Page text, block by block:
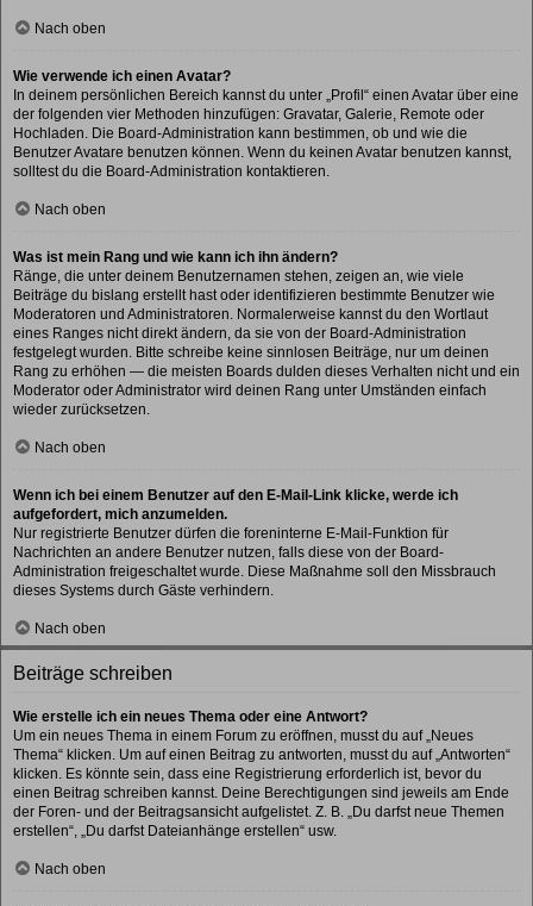
Nach oben
Wie verwende ich einen Avatar?
In deinem persönlichen Bereich kannst du unter „Profil“ einen Avatar über eine
der folgenden vier Methoden hinzufügen: Gravatar, Galerie, Remote oder
Hochladen. Die Board-Administration kann bestimmen, ob und wie die
Benutzer Avatare benutzen können. Wenn du keinen Avatar benutzen kannst,
solltest du die Board-Administration kontaktieren.
Nach oben
Was ist mein Rang und wie kann ich ihn ändern?
Ränge, die unter deinem Benutzernamen stehen, zeigen an, wie viele
Beiträge du bislang erstellt hast oder identifizieren bestimmte Benutzer wie
Moderatoren und Administratoren. Normalerweise kannst du den Wortlaut
eines Ranges nicht direkt ändern, da sie von der Board-Administration
festgelegt wurden. Bitte schreibe keine sinnlosen Beiträge, nur um deinen
Rang zu erhöhen — die meisten Boards dulden dieses Verhalten nicht und ein
Moderator oder Administrator wird deinen Rang unter Umständen einfach
wieder zurücksetzen.
Nach oben
Wenn ich bei einem Benutzer auf den E-Mail-Link klicke, werde ich
aufgefordert, mich anzumelden.
Nur registrierte Benutzer dürfen die foreninterne E-Mail-Funktion für
Nachrichten an andere Benutzer nutzen, falls diese von der Board-
Administration freigeschaltet wurde. Diese Maßnahme soll den Missbrauch
dieses Systems durch Gäste verhindern.
Nach oben
Beiträge schreiben
Wie erstelle ich ein neues Thema oder eine Antwort?
Um ein neues Thema in einem Forum zu eröffnen, musst du auf „Neues
Thema“ klicken. Um auf einen Beitrag zu antworten, musst du auf „Antworten“
klicken. Es könnte sein, dass eine Registrierung erforderlich ist, bevor du
einen Beitrag schreiben kannst. Deine Berechtigungen sind jeweils am Ende
der Foren- und der Beitragsansicht aufgelistet. Z. B. „Du darfst neue Themen
erstellen“, „Du darfst Dateianhänge erstellen“ usw.
Nach oben